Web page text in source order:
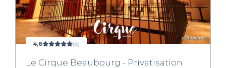
4,6 (6)
Le Cirque Beaubourg - Privatisation